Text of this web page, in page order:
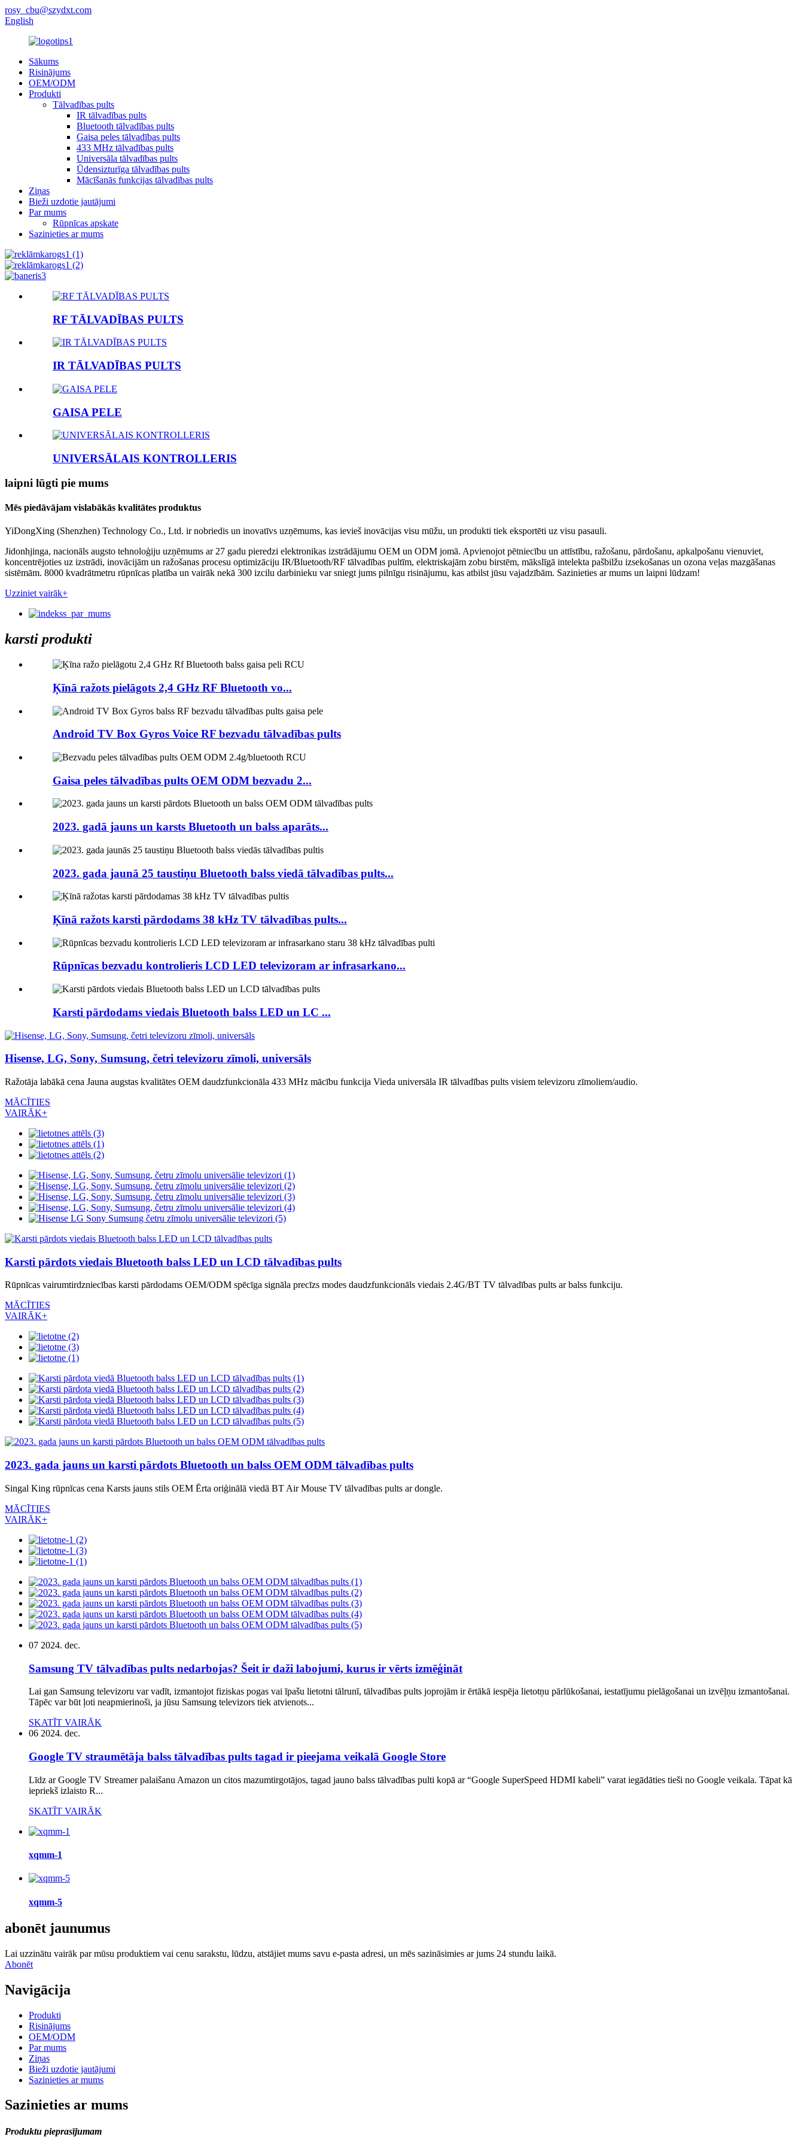
rosy_cbu@szydxt.com
English
Sākums
Risinājums
OEM/ODM
Produkti
Tālvadības pults
IR tālvadības pults
Bluetooth tālvadības pults
Gaisa peles tālvadības pults
433 MHz tālvadības pults
Universāla tālvadības pults
Ūdensizturīga tālvadības pults
Mācīšanās funkcijas tālvadības pults
Ziņas
Bieži uzdotie jautājumi
Par mums
Rūpnīcas apskate
Sazinieties ar mums
RF TĀLVADĪBAS PULTS
IR TĀLVADĪBAS PULTS
GAISA PELE
UNIVERSĀLAIS KONTROLLERIS
laipni lūgti pie mums
Mēs piedāvājam vislabākās kvalitātes produktus
YiDongXing (Shenzhen) Technology Co., Ltd. ir nobriedis un inovatīvs uzņēmums, kas ievieš inovācijas visu mūžu, un produkti tiek eksportēti uz visu pasauli.
Jidonhjinga, nacionāls augsto tehnoloģiju uzņēmums ar 27 gadu pieredzi elektronikas izstrādājumu OEM un ODM jomā. Apvienojot pētniecību un attīstību, ražošanu, pārdošanu, apkalpošanu vienuviet,
koncentrējoties uz izstrādi, inovācijām un ražošanas procesu optimizāciju IR/Bluetooth/RF tālvadības pultīm, elektriskajām zobu birstēm, mākslīgā intelekta pašbilžu izsekošanas un ozona veļas mazgāšanas
sistēmām. 8000 kvadrātmetru rūpnīcas platība un vairāk nekā 300 izcilu darbinieku var sniegt jums pilnīgu risinājumu, kas atbilst jūsu vajadzībām. Sazinieties ar mums un laipni lūdzam!
Uzziniet vairāk+
karsti produkti
Ķīnā ražots pielāgots 2,4 GHz RF Bluetooth vo...
Android TV Box Gyros Voice RF bezvadu tālvadības pults
Gaisa peles tālvadības pults OEM ODM bezvadu 2...
2023. gadā jauns un karsts Bluetooth un balss aparāts...
2023. gada jaunā 25 taustiņu Bluetooth balss viedā tālvadības pults...
Ķīnā ražots karsti pārdodams 38 kHz TV tālvadības pults...
Rūpnīcas bezvadu kontrolieris LCD LED televizoram ar infrasarkano...
Karsti pārdodams viedais Bluetooth balss LED un LC ...
Hisense, LG, Sony, Sumsung, četri televizoru zīmoli, universāls
Ražotāja labākā cena Jauna augstas kvalitātes OEM daudzfunkcionāla 433 MHz mācību funkcija Vieda universāla IR tālvadības pults visiem televizoru zīmoliem/audio.
MĀCĪTIES
VAIRĀK+
Karsti pārdots viedais Bluetooth balss LED un LCD tālvadības pults
Rūpnīcas vairumtirdzniecības karsti pārdodams OEM/ODM spēcīga signāla precīzs modes daudzfunkcionāls viedais 2.4G/BT TV tālvadības pults ar balss funkciju.
MĀCĪTIES
VAIRĀK+
2023. gada jauns un karsti pārdots Bluetooth un balss OEM ODM tālvadības pults
Singal King rūpnīcas cena Karsts jauns stils OEM Ērta oriģinālā viedā BT Air Mouse TV tālvadības pults ar dongle.
MĀCĪTIES
VAIRĀK+
07 2024. dec.
Samsung TV tālvadības pults nedarbojas? Šeit ir daži labojumi, kurus ir vērts izmēģināt
Lai gan Samsung televizoru var vadīt, izmantojot fiziskas pogas vai īpašu lietotni tālrunī, tālvadības pults joprojām ir ērtākā iespēja lietotņu pārlūkošanai, iestatījumu pielāgošanai un izvēļņu izmantošanai.
Tāpēc var būt ļoti neapmierinoši, ja jūsu Samsung televizors tiek atvienots...
SKATĪT VAIRĀK
06 2024. dec.
Google TV straumētāja balss tālvadības pults tagad ir pieejama veikalā Google Store
Līdz ar Google TV Streamer palaišanu Amazon un citos mazumtirgotājos, tagad jauno balss tālvadības pulti kopā ar “Google SuperSpeed ​​​​HDMI kabeli” varat iegādāties tieši no Google veikala. Tāpat kā
iepriekš izlaisto R...
SKATĪT VAIRĀK
xqmm-1
xqmm-5
abonēt jaunumus
Lai uzzinātu vairāk par mūsu produktiem vai cenu sarakstu, lūdzu, atstājiet mums savu e-pasta adresi, un mēs sazināsimies ar jums 24 stundu laikā.
Abonēt
Navigācija
Produkti
Risinājums
OEM/ODM
Par mums
Ziņas
Bieži uzdotie jautājumi
Sazinieties ar mums
Sazinieties ar mums
Produktu pieprasījumam